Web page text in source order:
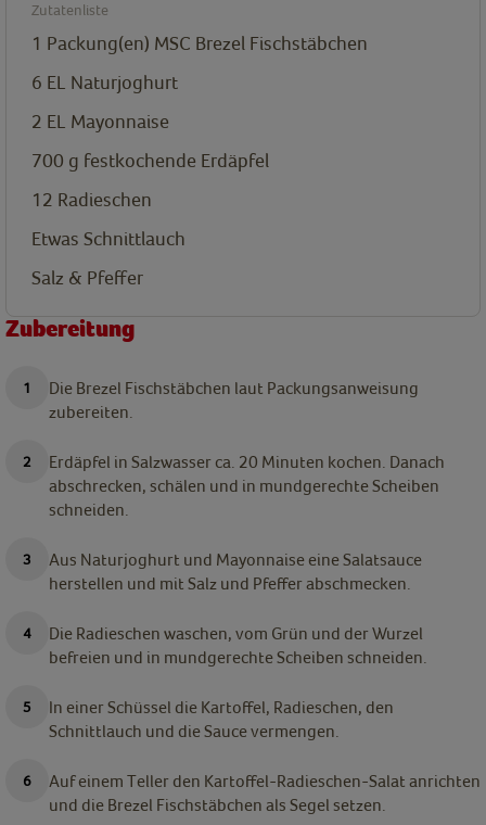
Zutatenliste
1 Packung(en) MSC Brezel Fischstäbchen
6 EL Naturjoghurt
2 EL Mayonnaise
700 g festkochende Erdäpfel
12 Radieschen
Etwas Schnittlauch
Salz & Pfeffer
Zubereitung
Die Brezel Fischstäbchen laut Packungsanweisung
zubereiten.
Erdäpfel in Salzwasser ca. 20 Minuten kochen. Danach
abschrecken, schälen und in mundgerechte Scheiben
schneiden.
Aus Naturjoghurt und Mayonnaise eine Salatsauce
herstellen und mit Salz und Pfeffer abschmecken.
Die Radieschen waschen, vom Grün und der Wurzel
befreien und in mundgerechte Scheiben schneiden.
In einer Schüssel die Kartoffel, Radieschen, den
Schnittlauch und die Sauce vermengen.
Auf einem Teller den Kartoffel-Radieschen-Salat anrichten
und die Brezel Fischstäbchen als Segel setzen.